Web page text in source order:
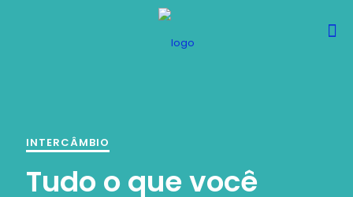
INTERCÂMBIO
Tudo o que você